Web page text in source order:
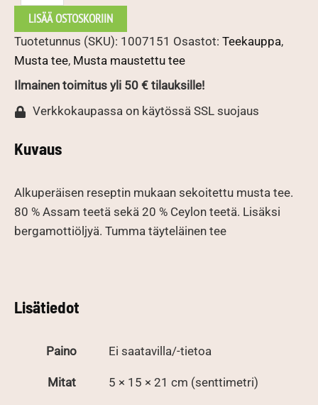
Grey
määrä
LISÄÄ OSTOSKORIIN
Tuotetunnus (SKU): 1007151 Osastot: Teekauppa,
Musta tee, Musta maustettu tee
Ilmainen toimitus yli 50 € tilauksille!
Verkkokaupassa on käytössä SSL suojaus
Kuvaus
Alkuperäisen reseptin mukaan sekoitettu musta tee.
80 % Assam teetä sekä 20 % Ceylon teetä. Lisäksi
bergamottiöljyä. Tumma täyteläinen tee
Lisätiedot
Paino Ei saatavilla/-tietoa
Mitat 5 × 15 × 21 cm (senttimetri)